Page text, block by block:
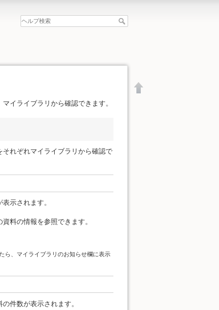
イライブラリから確認できます。
れぞれマイライブラリから確認で
示されます。
料の情報を参照できます。
ら、マイライブラリのお知らせ欄に表示
件数が表示されます。